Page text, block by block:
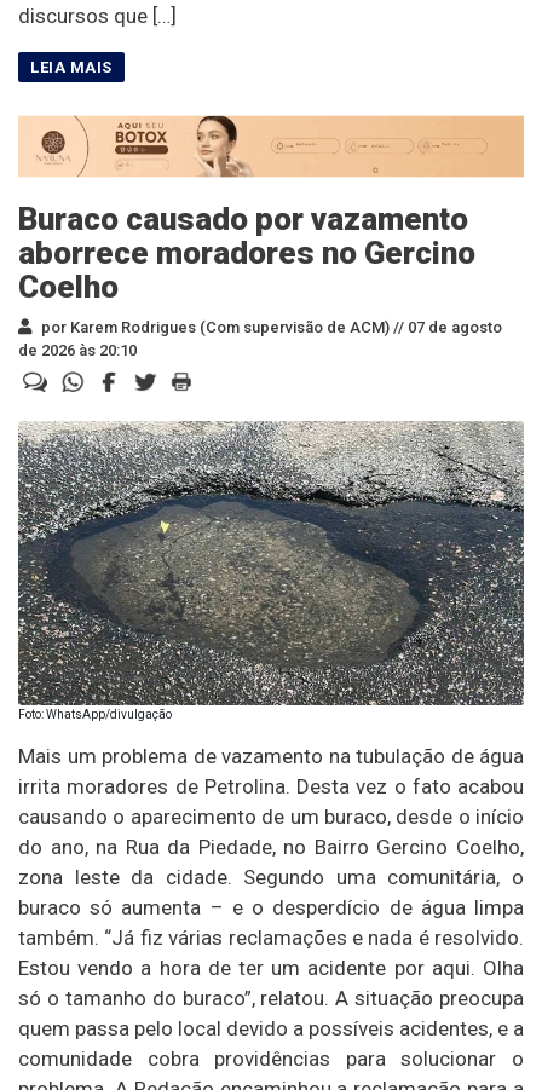
discursos que […]
Buraco causado por vazamento
aborrece moradores no Gercino
Coelho
por Karem Rodrigues (Com supervisão de ACM) // 07 de agosto
de 2026 às 20:10
Foto: WhatsApp/divulgação
Mais um problema de vazamento na tubulação de água
irrita moradores de Petrolina. Desta vez o fato acabou
causando o aparecimento de um buraco, desde o início
do ano, na Rua da Piedade, no Bairro Gercino Coelho,
zona leste da cidade. Segundo uma comunitária, o
buraco só aumenta – e o desperdício de água limpa
também. “Já fiz várias reclamações e nada é resolvido.
Estou vendo a hora de ter um acidente por aqui. Olha
só o tamanho do buraco”, relatou. A situação preocupa
quem passa pelo local devido a possíveis acidentes, e a
comunidade cobra providências para solucionar o